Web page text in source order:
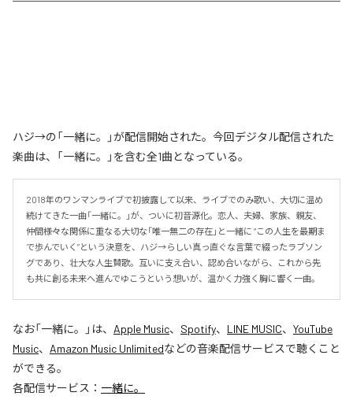
ハジ→の「一緒に。」が配信開始された。今回デジタル配信された
楽曲は、「一緒に。」を含む全1曲となっている。
2018年のワンマンライブで初披露して以来、ライブでのみ歌い、大切に温め
続けてきた一曲「一緒に。」が、ついに初音源化。恋人、夫婦、家族、親友、
仲間――様々な関係に重なる大切な「唯一無二の存在」と一緒に “この人生を最期ま
で歩んでいく”という決意を、ハジ→らしい真っ直ぐな言葉で綴ったラブソン
グであり、壮大な人生賛歌。互いに支え合い、認め合いながら、これから先
も共に創る未来へ進んでゆこうという想いが、温かく力強く胸に響く一曲。
なお「一緒に。 」は、 Apple Music、 Spotify、 LINE MUSIC、 YouTube
Music、 Amazon Music Unlimitedなどの音楽配信サービスで聴くこと
ができる。
各配信サービス： 一緒に。